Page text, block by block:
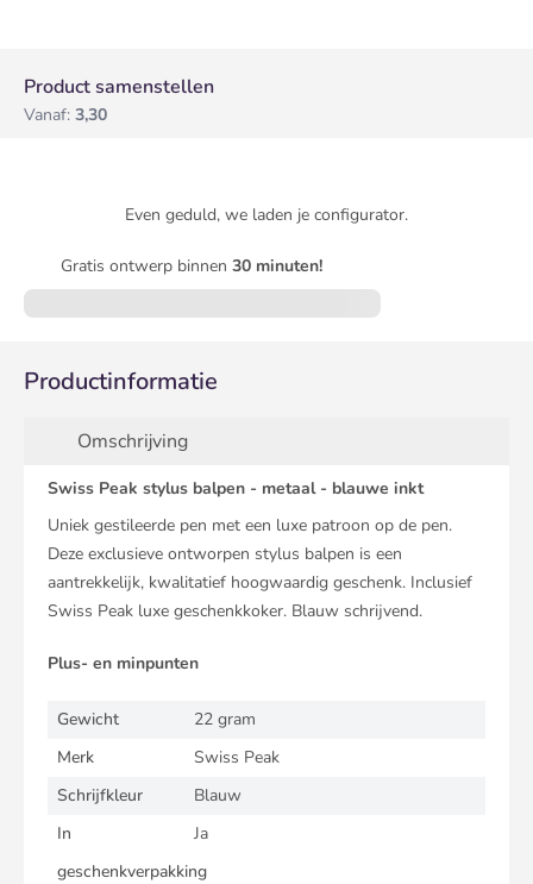
Product samenstellen
Vanaf: 3,30
Even geduld, we laden je configurator.
Gratis ontwerp binnen 30 minuten!
Productinformatie
Omschrijving
Swiss Peak stylus balpen - metaal - blauwe inkt
Uniek gestileerde pen met een luxe patroon op de pen.
Deze exclusieve ontworpen stylus balpen is een
aantrekkelijk, kwalitatief hoogwaardig geschenk. Inclusief
Swiss Peak luxe geschenkkoker. Blauw schrijvend.
Plus- en minpunten
Gewicht
22 gram
Merk
Swiss Peak
Schrijfkleur
Blauw
In
geschenkverpakking
Ja